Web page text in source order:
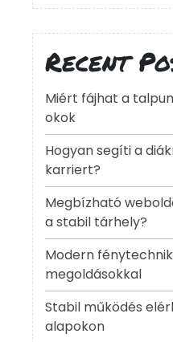
Recent
Miért fájhat a
okok
Hogyan segíti a
karriert?
Megbízható
a stabil tárhely?
Modern
megoldásokkal
Stabil működés
alapokon